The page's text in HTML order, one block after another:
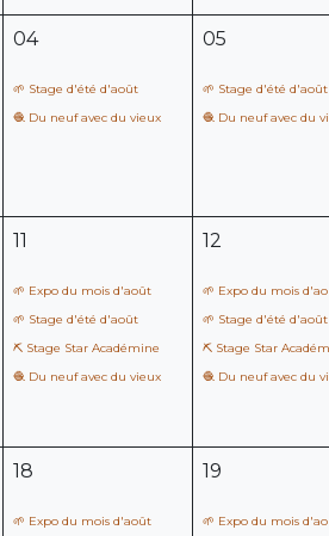
04
🌱 Stage d'été d'août
🧶 Du neuf avec du vieux
05
🌱 Stage d'été d'août
🧶 Du neuf avec du
11
🌱 Expo du mois d'août
🌱 Stage d'été d'août
⛏️ Stage Star Académine
🧶 Du neuf avec du vieux
12
🌱 Expo du mois
🌱 Stage d'été d'août
⛏️ Stage Star
🧶 Du neuf avec du
18
🌱 Expo du mois d'août
19
🌱 Expo du mois